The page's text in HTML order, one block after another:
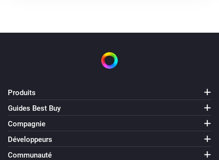
Produits
Guides Best Buy
Compagnie
Développeurs
Communauté